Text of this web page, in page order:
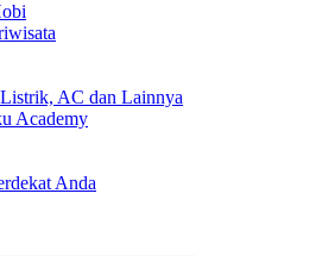
Listrik, AC dan Lainnya
Academy
Anda